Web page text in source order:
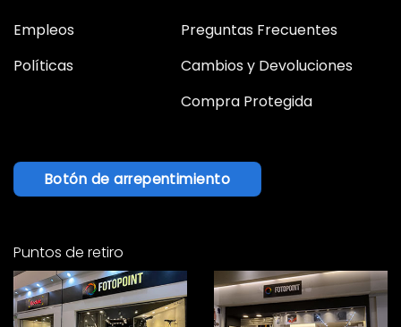
Empleos
Políticas
Preguntas Frecuentes
Cambios y Devoluciones
Compra Protegida
Botón de arrepentimiento
Puntos de retiro